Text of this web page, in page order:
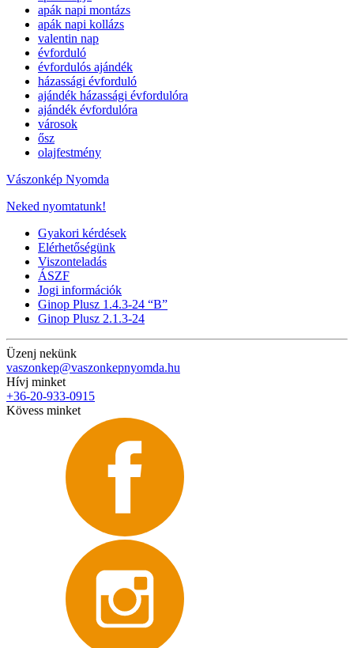
apák napi montázs
apák napi kollázs
valentin nap
évforduló
évfordulós ajándék
házassági évforduló
ajándék házassági évfordulóra
ajándék évfordulóra
városok
ősz
olajfestmény
Vászonkép Nyomda
Neked nyomtatunk!
Gyakori kérdések
Elérhetőségünk
Viszonteladás
ÁSZF
Jogi információk
Ginop Plusz 1.4.3-24 “B”
Ginop Plusz 2.1.3-24
Üzenj nekünk
vaszonkep@vaszonkepnyomda.hu
Hívj minket
+36-20-933-0915
Kövess minket